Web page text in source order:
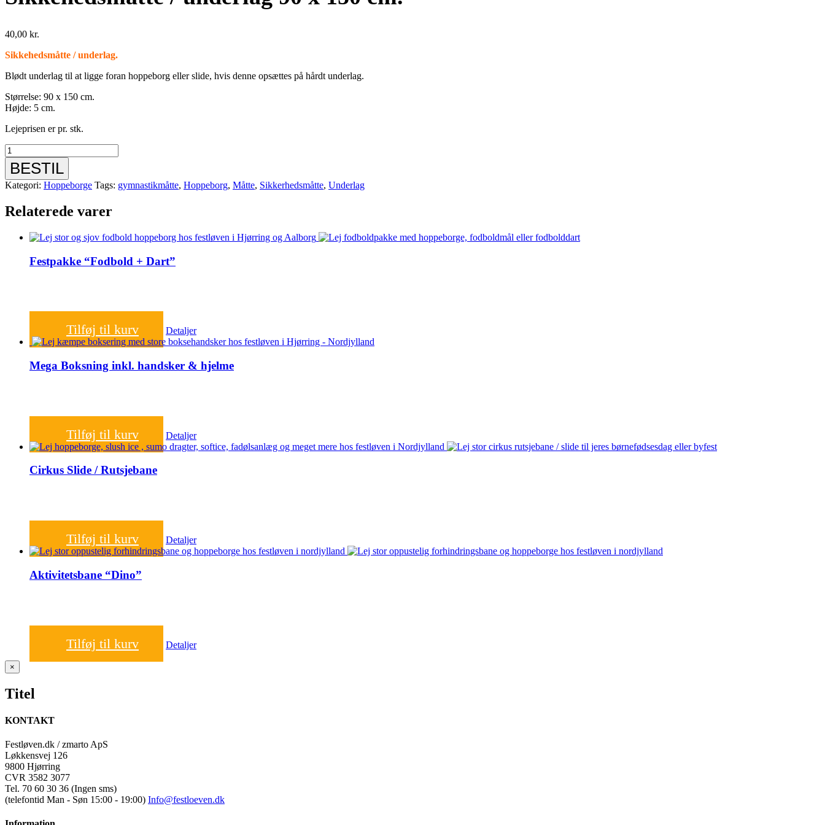
40,00 kr.
Sikkehedsmåtte / underlag.
Blødt underlag til at ligge foran hoppeborg eller slide, hvis denne opsættes på hårdt underlag.
Størrelse: 90 x 150 cm.
Højde: 5 cm.
Lejeprisen er pr. stk.
Sikkehedsmåtte
/
underlag
90
150
cm.
BESTIL
Kategori: Hoppeborge Tags: gymnastikmåtte, Hoppeborg, Måtte, Sikkerhedsmåtte, Underlag
Relaterede varer
Festpakke “Fodbold + Dart”
Tilføj til kurv Detaljer
Mega Boksning inkl. handsker & hjelme
Tilføj til kurv Detaljer
Cirkus Slide / Rutsjebane
Tilføj til kurv Detaljer
Aktivitetsbane “Dino”
Tilføj til kurv Detaljer
Close
product
view
×
Titel
KONTAKT
Festløven.dk / zmarto ApS
Løkkensvej 126
9800 Hjørring
CVR 3582 3077
Tel. 70 60 30 36 (Ingen sms)
(telefontid Man - Søn 15:00 - 19:00) Info@festloeven.dk